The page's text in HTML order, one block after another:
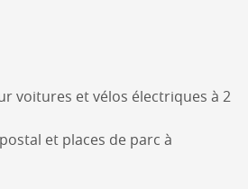
voitures et vélos électriques à 2
et places de parc à